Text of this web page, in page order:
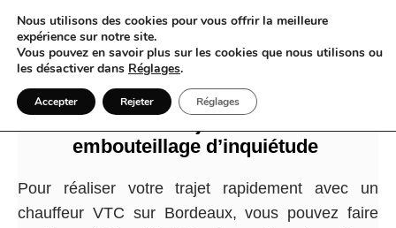
Direct VTC Bordeaux fait du VTC à
embouteillage d’inquiétude
Pour réaliser votre trajet rapidement avec un
chauffeur VTC sur Bordeaux, vous pouvez faire
Nous utilisons des cookies pour vous offrir la meilleure
expérience sur notre site.
Vous pouvez en savoir plus sur les cookies que nous utilisons ou
les désactiver dans Réglages.
Accepter Rejeter Réglages